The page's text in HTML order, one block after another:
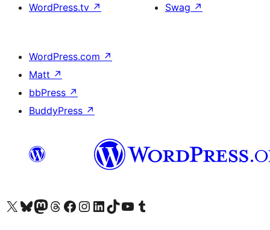
WordPress.tv ↗
Swag ↗
WordPress.com ↗
Matt ↗
bbPress ↗
BuddyPress ↗
Bezoek ons X (voorheen Twitter) account
Bezoek onze Bluesky account
Bezoek ons Mastodon account
Bezoek onze Threads account
Onze Facebookpagina bezoeken
Bezoek onze Instagram account
Bezoek onze LinkedIn account
Bezoek onze TikTok account
Bezoek ons YouTube kanaalBezoek onze Tumblr account